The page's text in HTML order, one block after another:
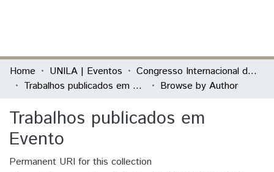
Communities & Collections
All of DSpace
Home UNILA | Eventos
Congresso Internacional das Jornadas de Educação História - Teoria, Pesquisa e Prática
Trabalhos publicados em Evento
Browse by Author
Trabalhos publicados em
Evento
Permanent URI for this collection